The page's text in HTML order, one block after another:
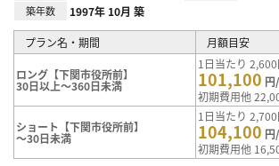
築年数 1997年 10月 築
プラン名・期間 月額目安
ロング【下関市役所前】
30日以上～360日未満
1日当たり
101,100 円
初期費用他
ショート【下関市役所前】
～30日未満
1日当たり
104,100 円
初期費用他